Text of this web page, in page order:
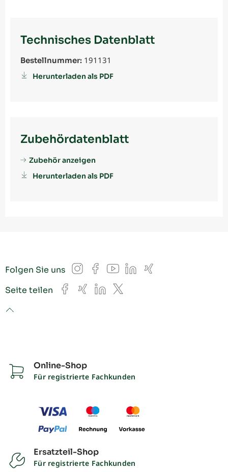
Technisches Datenblatt
Bestellnummer: 191131
Herunterladen als PDF
Zubehördatenblatt
Zubehör anzeigen
Herunterladen als PDF
Folgen Sie uns Instagram
Facebook
YouTube
LinkedIn
Xing
Seite teilen Facebook
XingLinkedIn
X
to top
Online-Shop
Für registrierte Fachkunden
Ersatzteil-Shop
Für registrierte Fachkunden